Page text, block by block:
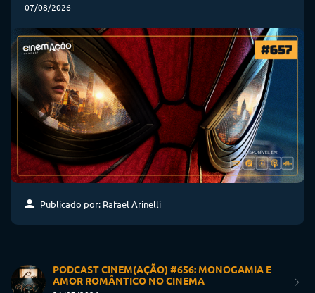
07/08/2026
Publicado por: Rafael Arinelli
PODCAST CINEM(AÇÃO) #656: MONOGAMIA E
AMOR ROMÂNTICO NO CINEMA